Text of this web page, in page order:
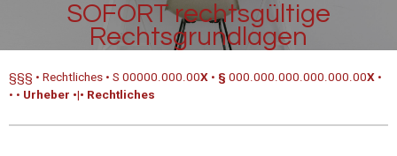
SOFORT rechtsgültige
Rechtsgrundlagen
§§§ • Rechtliches • S 00000.000.00X • § 000.000.000.000.000.00X •
• • Urheber •|• Rechtliches